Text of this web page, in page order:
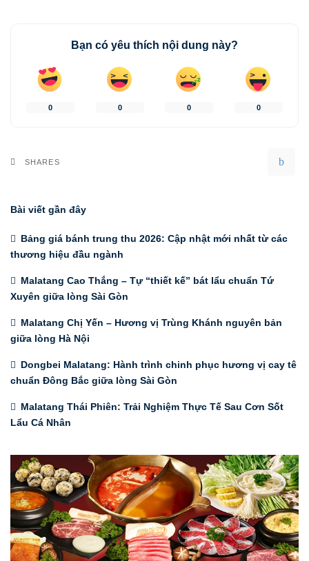
Bạn có yêu thích nội dung này?
0 0 0 0
SHARES
Bài viết gần đây
Bảng giá bánh trung thu 2026: Cập nhật mới nhất từ các
thương hiệu đầu ngành
Malatang Cao Thắng – Tự “thiết kế” bát lẩu chuẩn Tứ
Xuyên giữa lòng Sài Gòn
Malatang Chị Yến – Hương vị Trùng Khánh nguyên bản
giữa lòng Hà Nội
Dongbei Malatang: Hành trình chinh phục hương vị cay tê
chuẩn Đông Bắc giữa lòng Sài Gòn
Malatang Thái Phiên: Trải Nghiệm Thực Tế Sau Cơn Sốt
Lẩu Cá Nhân